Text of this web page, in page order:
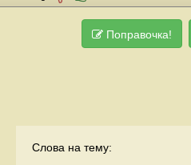
Поправочка!
Слова на тему: